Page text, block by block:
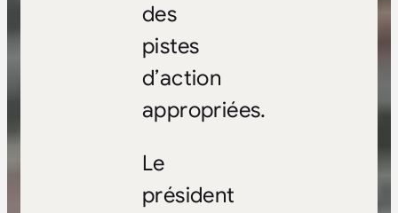
des
pistes
d’action
appropriées.
Le
président